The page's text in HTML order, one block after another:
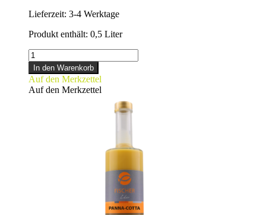
Lieferzeit: 3-4 Werktage
Produkt enthält: 0,5 Liter
MIRABELLENLIKÖR
Menge
In den Warenkorb
Auf den Merkzettel
Auf den Merkzettel